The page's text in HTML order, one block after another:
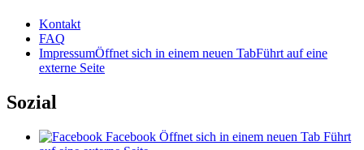
Kontakt
FAQ
ImpressumÖffnet sich in einem neuen TabFührt auf eine
externe Seite
Sozial
Facebook Öffnet sich in einem neuen Tab Führt